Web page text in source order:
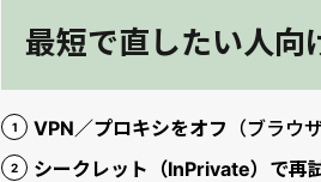
最短で直したい人向
VPN／プロキシをオフ （ブラウ
シークレット（InPrivate）で再